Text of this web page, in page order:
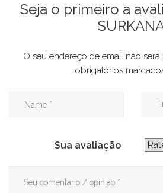
Seja o primeiro a
O seu endereço de email não
obrigatórios
Sua avaliação